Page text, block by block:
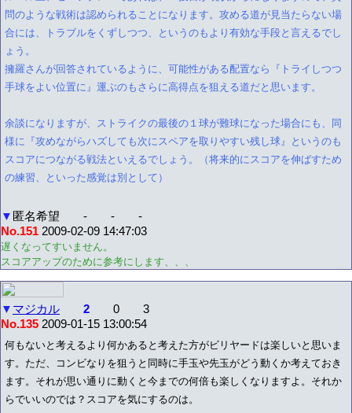
問のような戦術は認められることになります。攻める道が見当たらない場
合には、トラブルをくずしつつ、というのもより有効な手段と言えるでし
ょう。
擁羅さんが回答されているように、可能性がある配置なら『トライしつつ
手球をよい位置に』運ぶのもさらに高得点を狙える道だと思います。
余談になりますが、ストライクの最後の１球が難球になった場合にも、同
様に『攻めながらハズしても次にスペアを取りやすい残し球』というのも
スコアにつながる戦法といえるでしょう。（将来的にスコアを伸ばすため
の練習、といった感覚は別として）
▼ 匿名希望 - -
-
No.151 2009-02-09 14:47:03
遅くなってすいません。
スコアアップのために参考にします、、、
▼ マジカル 2 0
3
No.135 2009-01-15 13:00:54
何もないと考えるより何かあると考えた方がビリヤードは楽しいと思いま
す。ただ、コンビなりを狙うと同時に手玉や先玉がどう動くか考えておき
ます。それが思い通りに動くと今までの何倍も楽しくなりますよ。それか
らでいいのでは？スコアを気にするのは。